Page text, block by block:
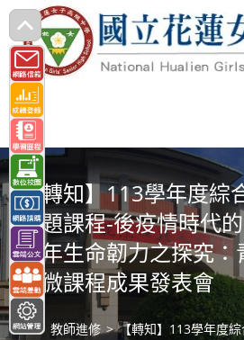
跳
轉
至
主
要
內
容 【轉知】113學年度綜
主題課程-後疫情時代
少年生命韌力之探究：
力微課程成果發表會
> 教師進修 > 【轉知】113學年度